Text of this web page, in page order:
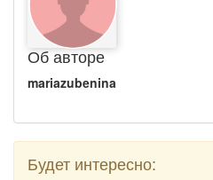
Об авторе
mariazubenina
Будет интересно: